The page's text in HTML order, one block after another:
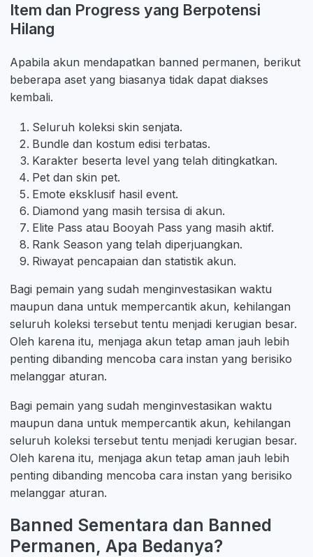
Item dan Progress yang Berpotensi
Hilang
Apabila akun mendapatkan banned permanen, berikut
beberapa aset yang biasanya tidak dapat diakses
kembali.
Seluruh koleksi skin senjata.
Bundle dan kostum edisi terbatas.
Karakter beserta level yang telah ditingkatkan.
Pet dan skin pet.
Emote eksklusif hasil event.
Diamond yang masih tersisa di akun.
Elite Pass atau Booyah Pass yang masih aktif.
Rank Season yang telah diperjuangkan.
Riwayat pencapaian dan statistik akun.
Bagi pemain yang sudah menginvestasikan waktu
maupun dana untuk mempercantik akun, kehilangan
seluruh koleksi tersebut tentu menjadi kerugian besar.
Oleh karena itu, menjaga akun tetap aman jauh lebih
penting dibanding mencoba cara instan yang berisiko
melanggar aturan.
Bagi pemain yang sudah menginvestasikan waktu
maupun dana untuk mempercantik akun, kehilangan
seluruh koleksi tersebut tentu menjadi kerugian besar.
Oleh karena itu, menjaga akun tetap aman jauh lebih
penting dibanding mencoba cara instan yang berisiko
melanggar aturan.
Banned Sementara dan Banned
Permanen, Apa Bedanya?